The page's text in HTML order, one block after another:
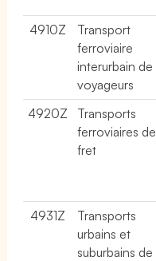
4910Z
Transport
ferroviaire
interurbain de
voyageurs
4920Z
Transports
ferroviaires de
fret
4931Z
Transports
urbains et
suburbains de